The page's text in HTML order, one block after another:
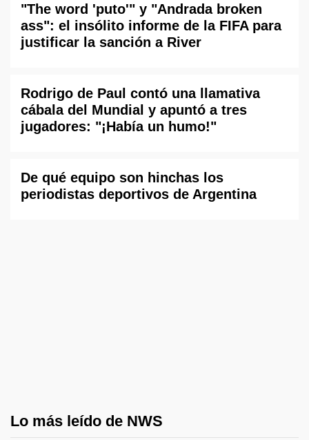
"The word 'puto'" y "Andrada broken
ass": el insólito informe de la FIFA para
justificar la sanción a River
Rodrigo de Paul contó una llamativa
cábala del Mundial y apuntó a tres
jugadores: "¡Había un humo!"
De qué equipo son hinchas los
periodistas deportivos de Argentina
Lo más leído de NWS